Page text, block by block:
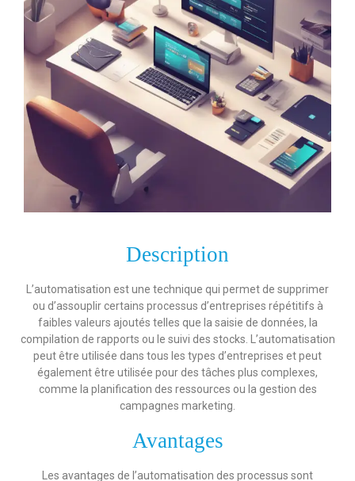
Description
L’automatisation est une technique qui permet de supprimer
ou d’assouplir certains processus d’entreprises répétitifs à
faibles valeurs ajoutés telles que la saisie de données, la
compilation de rapports ou le suivi des stocks. L’automatisation
peut être utilisée dans tous les types d’entreprises et peut
également être utilisée pour des tâches plus complexes,
comme la planification des ressources ou la gestion des
campagnes marketing.
Avantages
Les avantages de l’automatisation des processus sont